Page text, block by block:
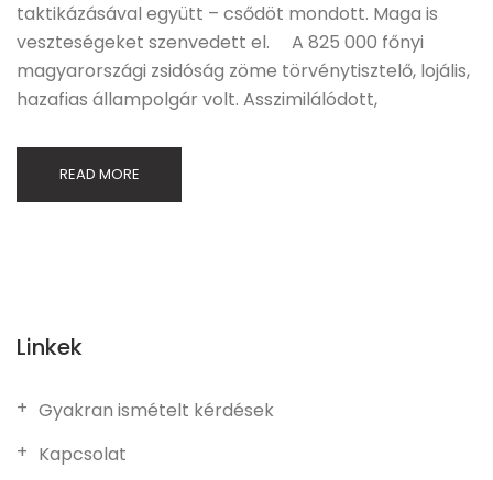
taktikázásával együtt – csődöt mondott. Maga is
veszteségeket szenvedett el. A 825 000 főnyi
magyarországi zsidóság zöme törvénytisztelő, lojális,
hazafias állampolgár volt. Asszimilálódott,
READ MORE
Linkek
Gyakran ismételt kérdések
Kapcsolat